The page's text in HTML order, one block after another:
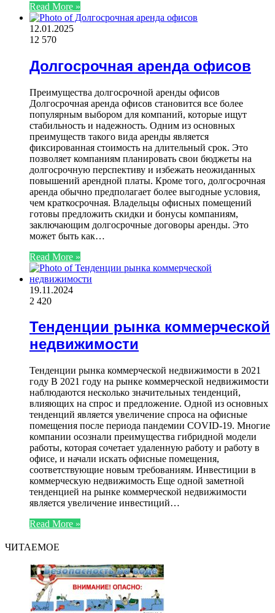
Read More »
12.01.2025
12 570
Долгосрочная аренда офисов
Преимущества долгосрочной аренды офисов
Долгосрочная аренда офисов становится все более
популярным выбором для компаний, которые ищут
стабильность и надежность. Одним из основных
преимуществ такого вида аренды является
фиксированная стоимость на длительный срок. Это
позволяет компаниям планировать свои бюджеты на
долгосрочную перспективу и избежать неожиданных
повышений арендной платы. Кроме того, долгосрочная
аренда обычно предполагает более выгодные условия,
чем краткосрочная. Владельцы офисных помещений
готовы предложить скидки и бонусы компаниям,
заключающим долгосрочные договоры аренды. Это
может быть как…
Read More »
19.11.2024
2 420
Тенденции рынка коммерческой
недвижимости
Тенденции рынка коммерческой недвижимости в 2021
году В 2021 году на рынке коммерческой недвижимости
наблюдаются несколько значительных тенденций,
влияющих на спрос и предложение. Одной из основных
тенденций является увеличение спроса на офисные
помещения после периода пандемии COVID-19. Многие
компании осознали преимущества гибридной модели
работы, которая сочетает удаленную работу и работу в
офисе, и начали искать офисные помещения,
соответствующие новым требованиям. Инвестиции в
коммерческую недвижимость Еще одной заметной
тенденцией на рынке коммерческой недвижимости
является увеличение инвестиций…
Read More »
ЧИТАЕМОЕ